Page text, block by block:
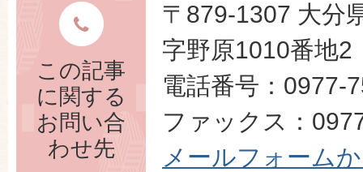
この記事
に関する
お問い合
わせ先
〒879-1307 大分
字野原1010番地2
電話番号：0977-
ファックス：
メールフォーム